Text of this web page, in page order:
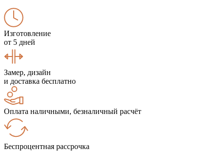
Изготовление
от 5 дней
Замер, дизайн
и доставка бесплатно
Оплата наличными, безналичный расчёт
Беспроцентная рассрочка